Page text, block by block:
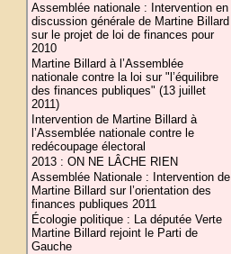
Assemblée nationale : Intervention en
discussion générale de Martine Billard
sur le projet de loi de finances pour
2010
Martine Billard à l’Assemblée
nationale contre la loi sur "l’équilibre
des finances publiques" (13 juillet
2011)
Intervention de Martine Billard à
l’Assemblée nationale contre le
redécoupage électoral
2013 : ON NE LÂCHE RIEN
Assemblée Nationale : Intervention de
Martine Billard sur l’orientation des
finances publiques 2011
Écologie politique : La députée Verte
Martine Billard rejoint le Parti de
Gauche